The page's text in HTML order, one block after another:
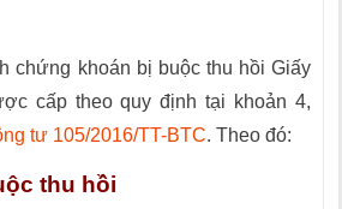
chứng khoán bị buộc thu hồi Giấy
cấp theo quy định tại khoản 4,
tư 105/2016/TT-BTC. Theo đó:
thu hồi